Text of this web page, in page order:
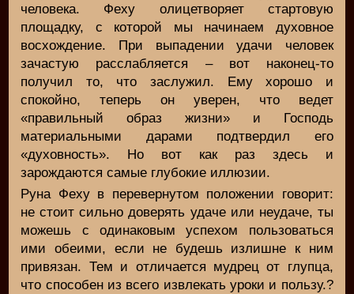
человека. Феху олицетворяет стартовую
площадку, с которой мы начинаем духовное
восхождение. При выпадении удачи человек
зачастую расслабляется – вот наконец-то
получил то, что заслужил. Ему хорошо и
спокойно, теперь он уверен, что ведет
«правильный образ жизни» и Господь
материальными дарами подтвердил его
«духовность». Но вот как раз здесь и
зарождаются самые глубокие иллюзии.
Руна Феху в перевернутом положении говорит:
не стоит сильно доверять удаче или неудаче, ты
можешь с одинаковым успехом пользоваться
ими обеими, если не будешь излишне к ним
привязан. Тем и отличается мудрец от глупца,
что способен из всего извлекать уроки и пользу.?